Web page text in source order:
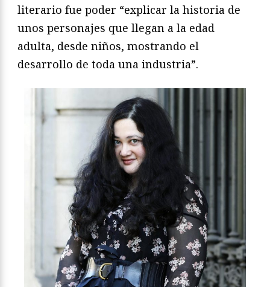
literario fue poder “explicar la historia de
unos personajes que llegan a la edad
adulta, desde niños, mostrando el
desarrollo de toda una industria”.